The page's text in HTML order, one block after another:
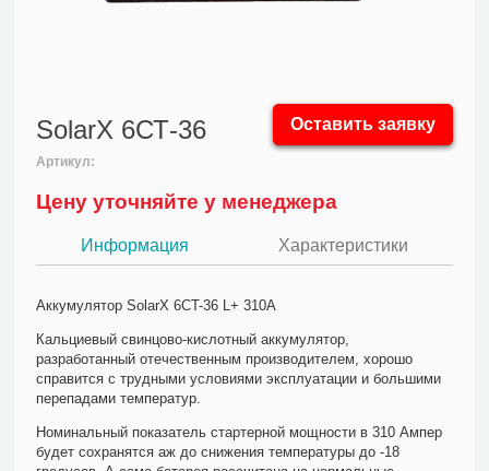
SolarX 6СТ-36 Оставить заявку
Артикул:
Цену уточняйте у менеджера
Информация Характеристики
Аккумулятор SolarX 6CT-36 L+ 310A
Кальциевый свинцово-кислотный аккумулятор,
разработанный отечественным производителем, хорошо
справится с трудными условиями эксплуатации и большими
перепадами температур.
Номинальный показатель стартерной мощности в 310 Ампер
будет сохранятся аж до снижения температуры до -18